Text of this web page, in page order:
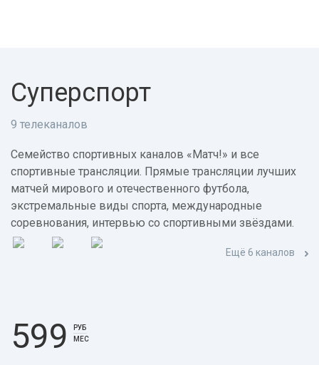
Суперспорт
9 телеканалов
Семейство спортивных каналов «Матч!» и все
спортивные трансляции. Прямые трансляции лучших
матчей мирового и отечественного футбола,
экстремальные виды спорта, международные
соревнования, интервью со спортивными звёздами.
Ещё 6 каналов
599
РУБ
МЕС